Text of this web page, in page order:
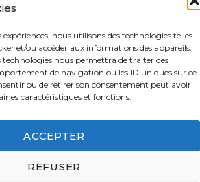
nous utilisons des technologies telles
et/ou accéder aux informations des appareils.
technologies nous permettra de traiter des
de navigation ou les ID uniques sur ce
ou de retirer son consentement peut avoir
caractéristiques et fonctions.
ACCEPTER
REFUSER
Adhérer
générales d’utilisation
données Mentions légales